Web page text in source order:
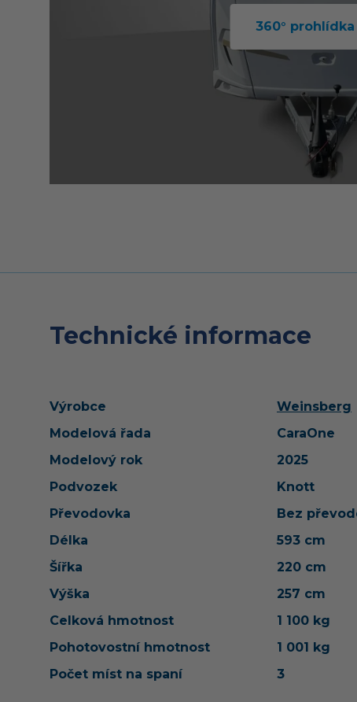
360°
Technické informace
Výrobce
Weinsberg
Modelová řada
CaraOne
Modelový rok
2025
Podvozek
Knott
Převodovka
Bez
Délka
593 cm
Šířka
220 cm
Výška
257 cm
Celková hmotnost
1 100 kg
Pohotovostní hmotnost
1 001 kg
Počet míst na spaní
3